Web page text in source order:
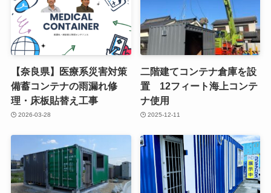
【奈良県】医療系災害対策
備蓄コンテナの雨漏れ修
理・床板貼替え工事
2026-03-28
二階建てコンテナ倉庫を設
置 12フィート海上コンテ
ナ使用
2025-12-11